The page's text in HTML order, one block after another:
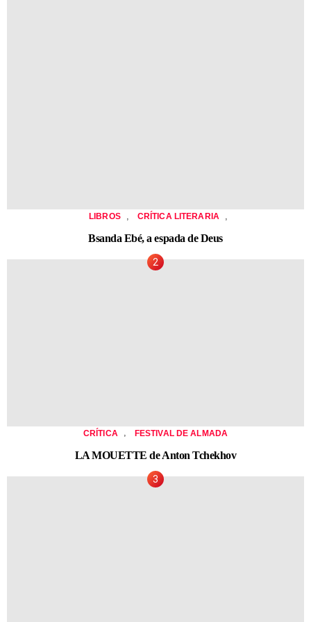
LIBROS CRÍTICA LITERARIA
Bsanda Ebé, a espada de Deus
CRÍTICA , FESTIVAL DE ALMADA
LA MOUETTE de Anton Tchekhov